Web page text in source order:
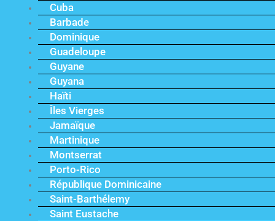
Cuba
Barbade
Dominique
Guadeloupe
Guyane
Guyana
Haïti
Îles Vierges
Jamaïque
Martinique
Montserrat
Porto-Rico
République Dominicaine
Saint-Barthélemy
Saint Eustache